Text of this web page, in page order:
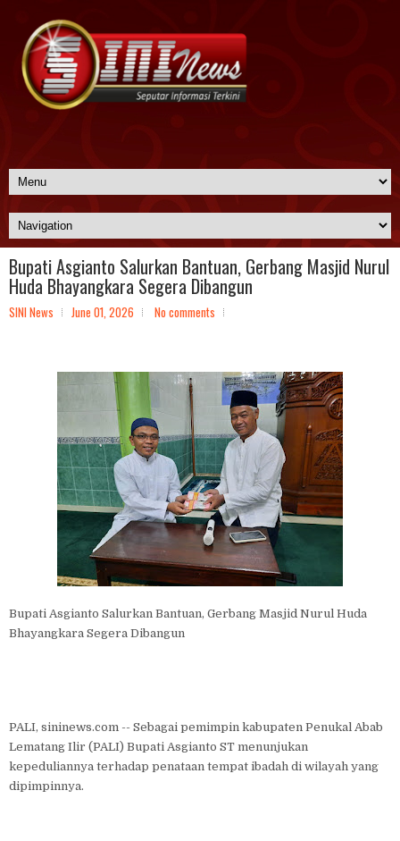
Bupati Asgianto Salurkan Bantuan, Gerbang Masjid Nurul
Huda Bhayangkara Segera Dibangun
SINI News June 01, 2026 No comments
Bupati Asgianto Salurkan Bantuan, Gerbang Masjid Nurul Huda
Bhayangkara Segera Dibangun
PALI, sininews.com -- Sebagai pemimpin kabupaten Penukal Abab
Lematang Ilir (PALI) Bupati Asgianto ST menunjukan
kepeduliannya terhadap penataan tempat ibadah di wilayah yang
dipimpinnya.